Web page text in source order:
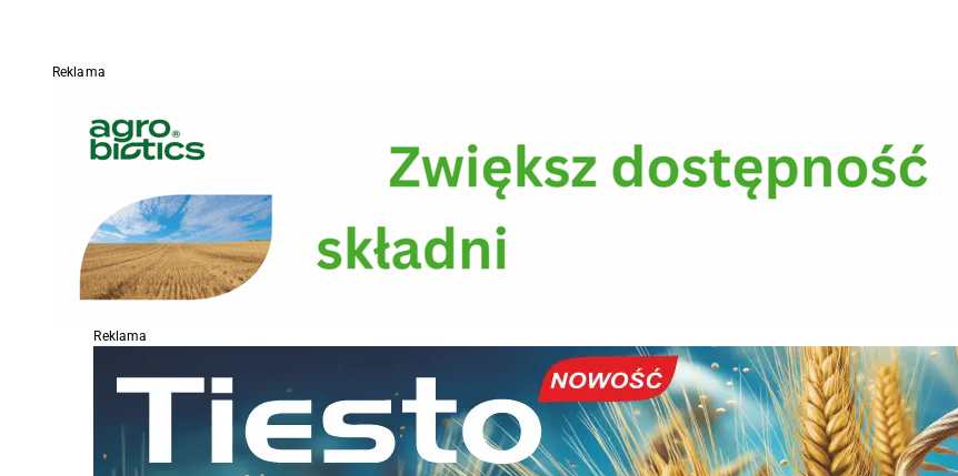
Reklama
Reklama